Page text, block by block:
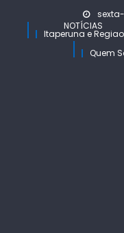
content
NOTÍCIAS
Itaperuna e Regiao
Quem